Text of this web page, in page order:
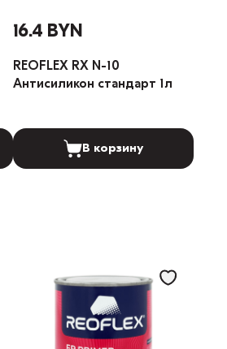
16.4 BYN
REOFLEX RX N-10
Антисиликон стандарт 1л
В корзину